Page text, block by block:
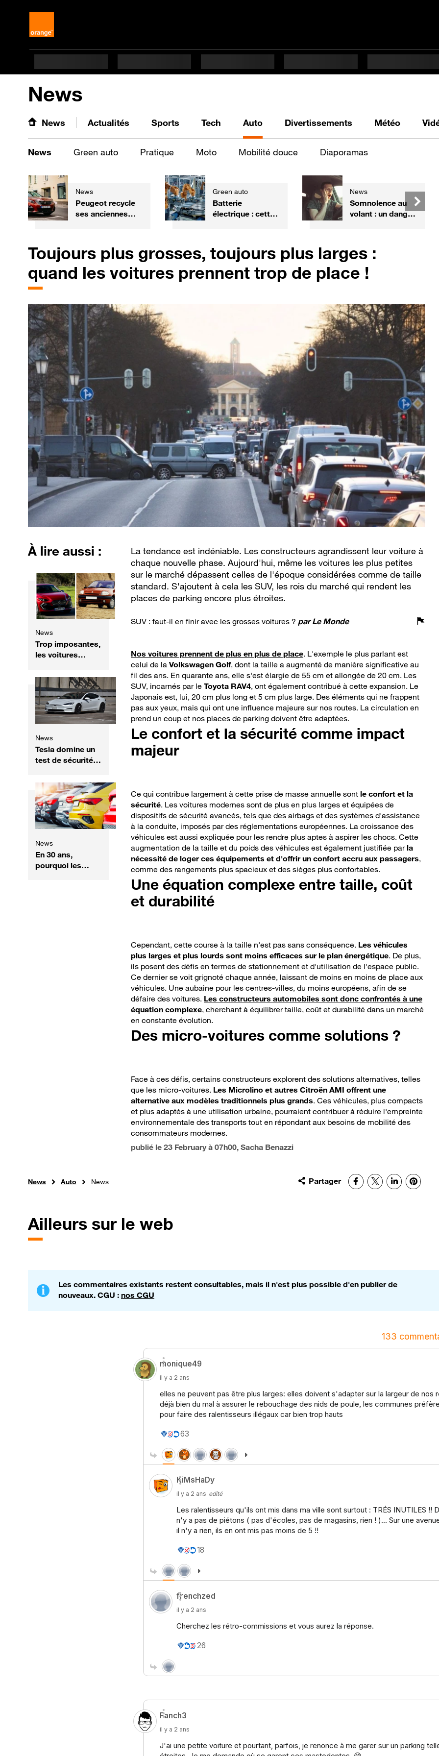
News
News Actualités Sports Tech Auto Divertissements Météo
News Green auto Pratique Moto Mobilité douce Diaporamas
News
Peugeot recycle
ses anciennes
fauteuils de
cinéma
Green auto
Batterie
électrique : cette
une recharge en 3
minutes
News
Somnolence au
volant : un danger
Toujours plus grosses, toujours plus larges :
quand les voitures prennent trop de place !
À lire aussi :
News
Trop imposantes,
les voitures
organisation tire
la sonnette
d'alarme
News
Tesla domine un
test de sécurité
voitures
chinoises
News
En 30 ans,
pourquoi les
La tendance est indéniable. Les constructeurs agrandissent leur voiture à
chaque nouvelle phase. Aujourd'hui, même les voitures les plus petites
sur le marché dépassent celles de l'époque considérées comme de taille
standard. S'ajoutent à cela les SUV, les rois du marché qui rendent les
places de parking encore plus étroites.
SUV : faut-il en finir avec les grosses voitures ? parLe Monde
Nos voitures prennent de plus en plus de place. L'exemple le plus parlant est
celui de la Volkswagen Golf, dont la taille a augmenté de manière significative au
fil des ans. En quarante ans, elle s'est élargie de 55 cm et allongée de 20 cm. Les
SUV, incarnés par le Toyota RAV4, ont également contribué à cette expansion. Le
Japonais est, lui, 20 cm plus long et 5 cm plus large. Des éléments qui ne frappent
pas aux yeux, mais qui ont une influence majeure sur nos routes. La circulation en
prend un coup et nos places de parking doivent être adaptées.
Le confort et la sécurité comme impact
majeur
Ce qui contribue largement à cette prise de masse annuelle sont le confort et la
sécurité. Les voitures modernes sont de plus en plus larges et équipées de
dispositifs de sécurité avancés, tels que des airbags et des systèmes d'assistance
à la conduite, imposés par des réglementations européennes. La croissance des
véhicules est aussi expliquée pour les rendre plus aptes à aspirer les chocs. Cette
augmentation de la taille et du poids des véhicules est également justifiée par la
nécessité de loger ces équipements et d'offrir un confort accru aux passagers,
comme des rangements plus spacieux et des sièges plus confortables.
Une équation complexe entre taille, coût
et durabilité
Cependant, cette course à la taille n'est pas sans conséquence. Les véhicules
plus larges et plus lourds sont moins efficaces sur le plan énergétique. De plus,
ils posent des défis en termes de stationnement et d'utilisation de l'espace public.
Ce dernier se voit grignoté chaque année, laissant de moins en moins de place aux
véhicules. Une aubaine pour les centres-villes, du moins européens, afin de se
défaire des voitures. Les constructeurs automobiles sont donc confrontés à une
équation complexe, cherchant à équilibrer taille, coût et durabilité dans un marché
en constante évolution.
Des micro-voitures comme solutions ?
Face à ces défis, certains constructeurs explorent des solutions alternatives, telles
que les micro-voitures. Les Microlino et autres Citroën AMI offrent une
alternative aux modèles traditionnels plus grands. Ces véhicules, plus compacts
et plus adaptés à une utilisation urbaine, pourraient contribuer à réduire l'empreinte
environnementale des transports tout en répondant aux besoins de mobilité des
consommateurs modernes.
publié le 23 February à 07h00, Sacha Benazzi
News Auto News Partager Facebook
X LinkedIn
Ailleurs sur le web
Les commentaires existants restent consultables, mais il n'est plus possible d'en publier de
nouveaux. CGU : nos CGU